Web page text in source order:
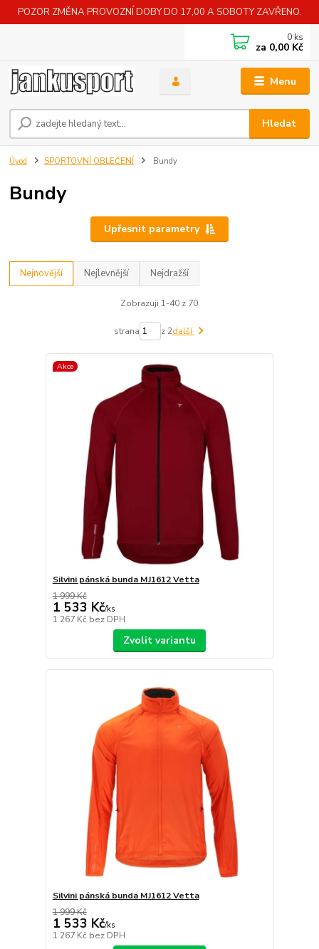
POZOR ZMĚNA PROVOZNÍ DOBY DO 17,00 A SOBOTY ZAVŘENO.
Menu
Hledat
0 ks
za 0,00 Kč
Úvod SPORTOVNÍ OBLEČENÍ Bundy
Bundy
Upřesnit parametry
Nejnovější Nejlevnější Nejdražší
Zobrazuji 1-40 z 70
strana z 2další
Akce
Silvini pánská bunda MJ1612 Vetta
1 999 Kč
1 533 Kč/ks
1 267 Kč bez DPH
Zvolit variantu
Silvini pánská bunda MJ1612 Vetta
1 999 Kč
1 533 Kč/ks
1 267 Kč bez DPH